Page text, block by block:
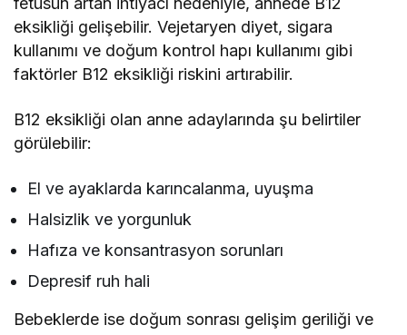
eksikliği gelişebilir. Vejetaryen diyet, sigara
kullanımı ve doğum kontrol hapı kullanımı gibi
faktörler B12 eksikliği riskini artırabilir.
B12 eksikliği olan anne adaylarında şu belirtiler
görülebilir:
El ve ayaklarda karıncalanma, uyuşma
Halsizlik ve yorgunluk
Hafıza ve konsantrasyon sorunları
Depresif ruh hali
Bebeklerde ise doğum sonrası gelişim geriliği ve